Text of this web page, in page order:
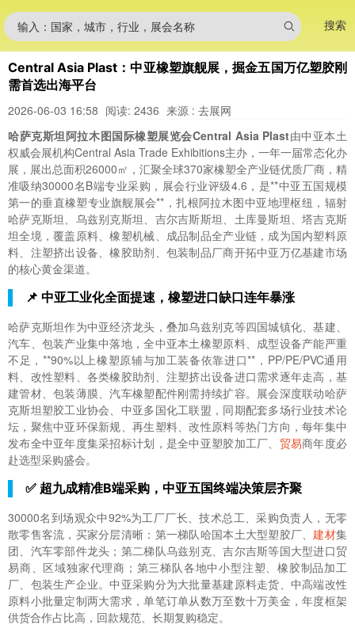
输入：国家，城市，行业，展会名称 搜索
Central Asia Plast：中亚橡塑旗舰展，掘金五国万亿塑胶刚
需首选出海平台
2026-06-03 16:58 阅读: 2436 来源 : 去展网
哈萨克斯坦阿拉木图国际橡塑展览会Central Asia Plast由中亚本土
权威会展机构Central Asia Trade Exhibitions主办，一年一届常态化办
展，展出总面积26000㎡，汇聚全球370家橡塑全产业链优质厂商，精
准吸纳30000名B端专业采购，展会行业评级4.6，是**中亚五国规模
第一的垂直橡塑专业旗舰展会**，扎根阿拉木图中亚地理枢纽，辐射
哈萨克斯坦、乌兹别克斯坦、吉尔吉斯斯坦、土库曼斯坦、塔吉克斯
坦全境，覆盖原料、橡塑机械、成品制品全产业链，成为国内塑料原
料、注塑挤出设备、橡胶助剂、包装制品厂商开拓中亚万亿基建市场
的核心黄金渠道。
📌 中亚工业化全面提速，橡塑进口缺口连年暴涨
哈萨克斯坦作为中亚经济龙头，叠加乌兹别克等四国城镇化、基建、
汽车、包装产业集中落地，全中亚本土橡塑原料、成型设备产能严重
不足，**90%以上橡塑原辅与加工装备依靠进口**，PP/PE/PVC通用
料、改性塑料、各类橡胶助剂、注塑挤出设备进口需求逐年走高，基
建管材、包装薄膜、汽车橡塑配件刚需持续扩容。展会深度联动哈萨
克斯坦塑胶工业协会、中亚多国化工联盟，同期配套多场行业技术论
坛，聚焦中亚环保新规、再生塑料、改性原料等热门方向，每年集中
发布全中亚年度集采招标计划，是全中亚塑胶加工厂、 贸易商年度必
赴选型采购盛会。
✅ 超九成精准B端采购，中亚五国终端决策层齐聚
30000名到场观众中92%为工厂厂长、技术总工、采购负责人，无零
散零售客流，买家分层清晰：第一梯队哈国本土大型塑胶厂、建材集
团、汽车零部件龙头；第二梯队乌兹别克、吉尔吉斯等国大型进口贸
易商、区域独家代理商；第三梯队各地中小型注塑、橡胶制品加工
厂、包装生产企业。中亚采购分为大批量基建原料走货、中高端改性
原料小批量定制两大需求，单笔订单从数万至数十万美金，年度框架
供货合作占比高，回款规范、长期复购稳定。